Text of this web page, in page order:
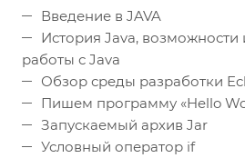
Введение в JAVA
История Java, возможности
работы с Java
Обзор среды разработки
Пишем программу «Hello
Запускаемый архив Jar
Условный оператор if